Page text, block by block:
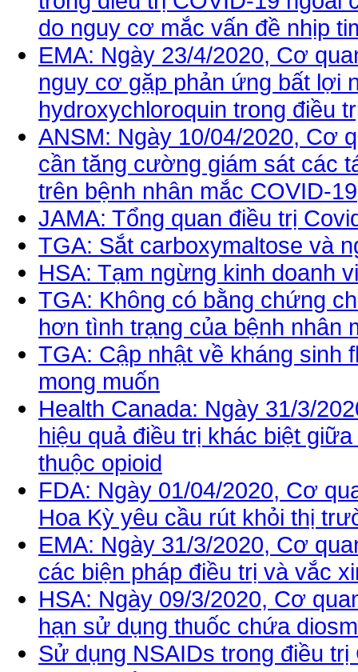
do nguy cơ mắc vấn đề nhịp
EMA: Ngày 23/4/2020, Cơ
nguy cơ gặp phản ứng bất lợi
hydroxychloroquin trong điều
ANSM: Ngày 10/04/2020, Cơ
cần tăng cường giám sát các
trên bệnh nhân mắc COVID-19
JAMA: Tổng quan điều trị
TGA: Sắt carboxymaltose và
HSA: Tạm ngừng kinh doanh
TGA: Không có bằng chứng
hơn tình trạng của bệnh nhân
TGA: Cập nhật về kháng sinh
mong muốn
Health Canada: Ngày 31/3/
hiệu quả điều trị khác biệt
thuộc opioid
FDA: Ngày 01/04/2020, Cơ
Hoa Kỳ yêu cầu rút khỏi thị
EMA: Ngày 31/3/2020, Cơ
các biện pháp điều trị và vắc
HSA: Ngày 09/3/2020, Cơ
hạn sử dụng thuốc chứa
Sử dụng NSAIDs trong điều